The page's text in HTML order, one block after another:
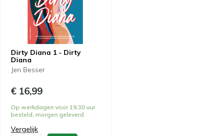
Dirty Diana 1 - Dirty
Diana
Jen Besser
€ 16,99
Op werkdagen voor 19:30 uur
besteld, morgen geleverd
Vergelijk